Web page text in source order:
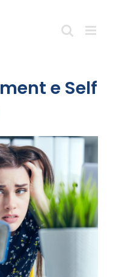
e Self